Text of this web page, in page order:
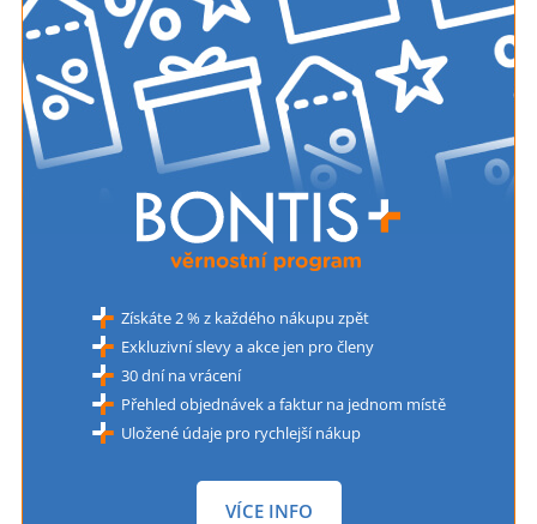
Získáte 2 % z každého nákupu zpět
Exkluzivní slevy a akce jen pro členy
30 dní na vrácení
Přehled objednávek a faktur na jednom místě
Uložené údaje pro rychlejší nákup
VÍCE INFO